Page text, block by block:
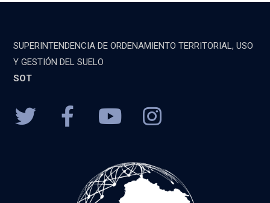
SUPERINTENDENCIA DE ORDENAMIENTO TERRITORIAL, USO
Y GESTIÓN DEL SUELO
SOT